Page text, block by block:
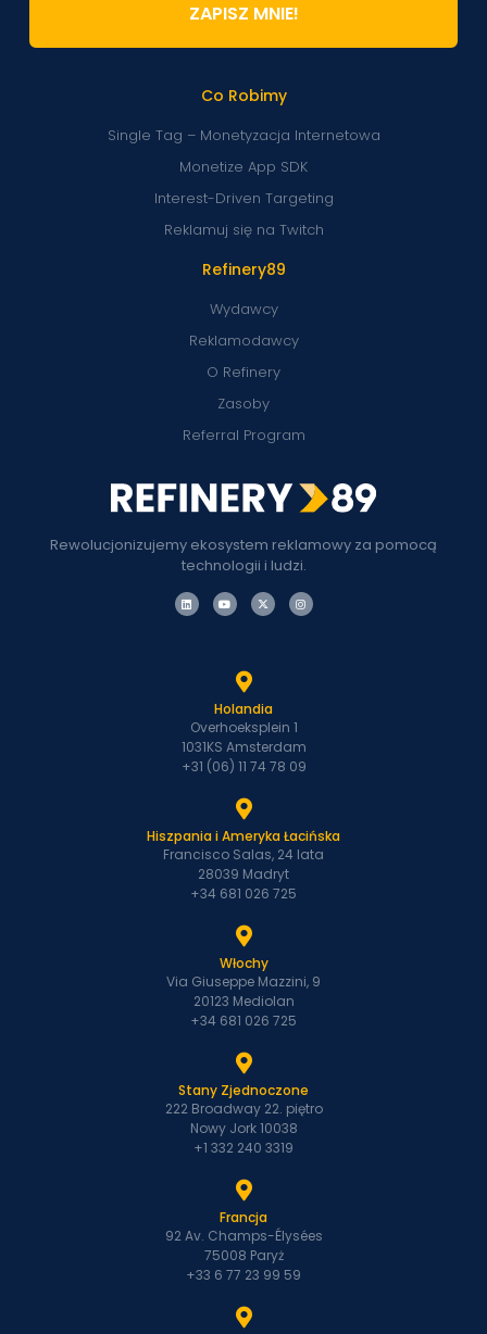
Rewolucjonizujemy ekosystem reklamowy za pomocą
technologii i ludzi.
Refinery89
Wydawcy
Reklamodawcy
O Refinery
Zasoby
Referral Program
Co Robimy
Single Tag – Monetyzacja Internetowa
Monetize App SDK
Interest-Driven Targeting
Reklamuj się na Twitch
ZAPISZ MNIE!
Holandia
Overhoeksplein 1
1031KS Amsterdam
+31 (06) 11 74 78 09
Hiszpania i Ameryka Łacińska
Francisco Salas, 24 lata
28039 Madryt
+34 681 026 725
Włochy
Via Giuseppe Mazzini, 9
20123 Mediolan
+34 681 026 725
Stany Zjednoczone
222 Broadway 22. piętro
Nowy Jork 10038
+1 332 240 3319
Francja
92 Av. Champs-Élysées
75008 Paryż
+33 6 77 23 99 59